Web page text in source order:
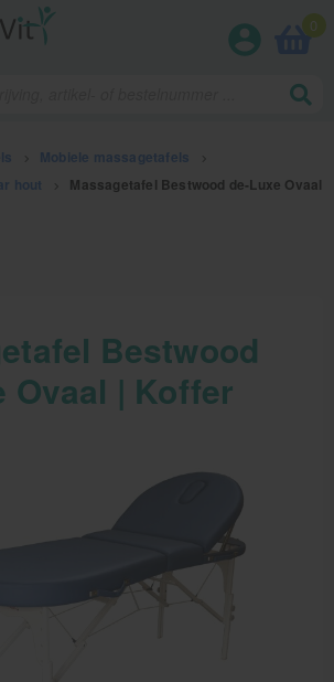
0
Mobiele massagetafels
hout
Massagetafel Bestwood de-Luxe Ovaal
elektrisch
Bestwood
Ovaal | Koffer